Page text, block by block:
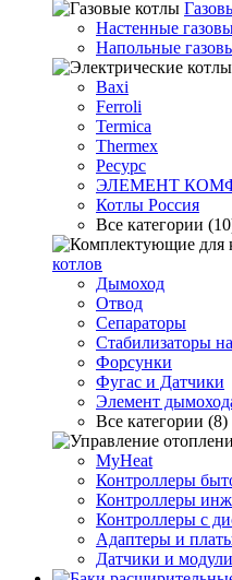
Настенные
Напольные
Baxi
Ferroli
Termica
Thermex
Ресурс
ЭЛЕМЕНТ
Котлы Россия
Все категории
котлов
Дымоход
Отвод
Сепараторы
Стабилизаторы
Форсунки
Фугас и Датчики
Элемент
Все категории (8)
MyHeat
Контроллеры
Контроллеры
Контроллеры с
Адаптеры и
Датчики и модули